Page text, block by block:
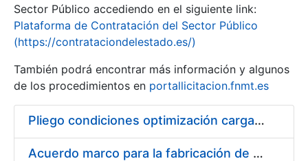
Erakutsi/Ezkutatu
Sector Público accediendo en el siguiente link:
Plataforma de Contratación del Sector Público
(https://contrataciondelestado.es/)
También podrá encontrar más información y algunos
de los procedimientos en portallicitacion.fnmt.es
Pliego condiciones optimización cargas compras firmado
Acuerdo marco para la fabricación de piezas